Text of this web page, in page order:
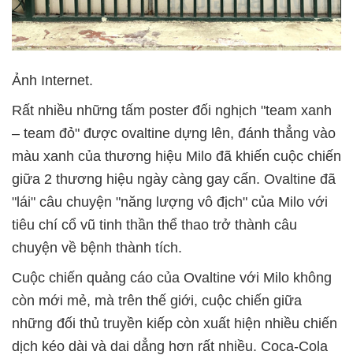
Ảnh Internet.
Rất nhiều những tấm poster đối nghịch "team xanh
– team đỏ" được ovaltine dựng lên, đánh thẳng vào
màu xanh của thương hiệu Milo đã khiến cuộc chiến
giữa 2 thương hiệu ngày càng gay cấn. Ovaltine đã
"lái" câu chuyện "năng lượng vô địch" của Milo với
tiêu chí cổ vũ tinh thần thể thao trở thành câu
chuyện về bệnh thành tích.
Cuộc chiến quảng cáo của Ovaltine với Milo không
còn mới mẻ, mà trên thế giới, cuộc chiến giữa
những đối thủ truyền kiếp còn xuất hiện nhiều chiến
dịch kéo dài và dai dẳng hơn rất nhiều. Coca-Cola